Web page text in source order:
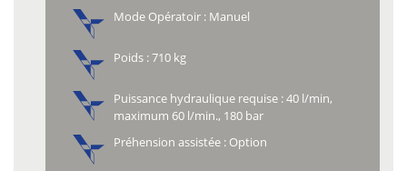
Mode Opératoir : Manuel
Poids : 710 kg
Puissance hydraulique requise : 40 l/min,
maximum 60 l/min., 180 bar
Préhension assistée : Option